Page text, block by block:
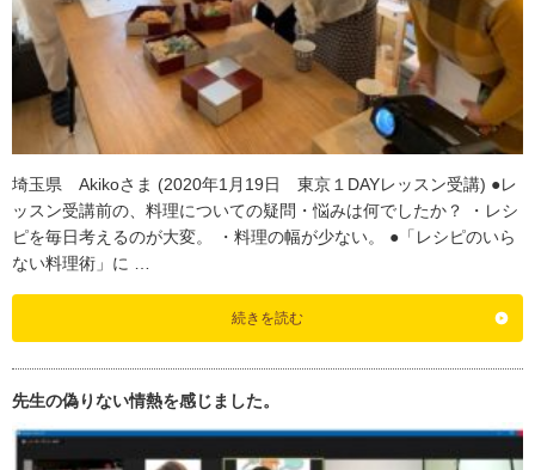
埼玉県 Akikoさま (2020年1月19日 東京１DAYレッスン受講) ●レ
ッスン受講前の、料理についての疑問・悩みは何でしたか？ ・レシ
ピを毎日考えるのが大変。 ・料理の幅が少ない。 ●「レシピのいら
ない料理術」に …
続きを読む
先生の偽りない情熱を感じました。